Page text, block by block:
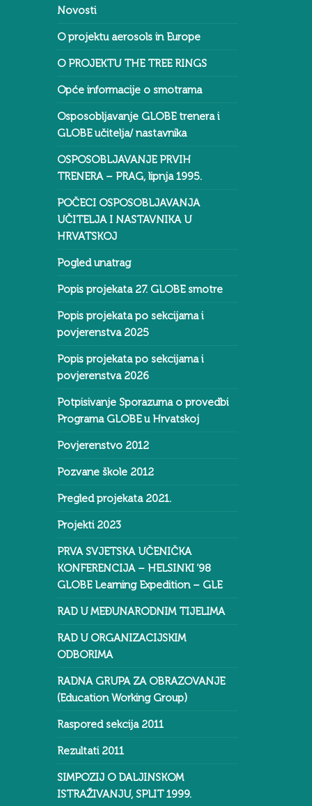
Novosti
O projektu aerosols in Europe
O PROJEKTU THE TREE RINGS
Opće informacije o smotrama
Osposobljavanje GLOBE trenera i
GLOBE učitelja/ nastavnika
OSPOSOBLJAVANJE PRVIH
TRENERA – PRAG, lipnja 1995.
POČECI OSPOSOBLJAVANJA
UČITELJA I NASTAVNIKA U
HRVATSKOJ
Pogled unatrag
Popis projekata 27. GLOBE smotre
Popis projekata po sekcijama i
povjerenstva 2025
Popis projekata po sekcijama i
povjerenstva 2026
Potpisivanje Sporazuma o provedbi
Programa GLOBE u Hrvatskoj
Povjerenstvo 2012
Pozvane škole 2012
Pregled projekata 2021.
Projekti 2023
PRVA SVJETSKA UČENIČKA
KONFERENCIJA – HELSINKI ‘98
GLOBE Learning Expedition – GLE
RAD U MEĐUNARODNIM TIJELIMA
RAD U ORGANIZACIJSKIM
ODBORIMA
RADNA GRUPA ZA OBRAZOVANJE
(Education Working Group)
Raspored sekcija 2011
Rezultati 2011
SIMPOZIJ O DALJINSKOM
ISTRAŽIVANJU, SPLIT 1999.